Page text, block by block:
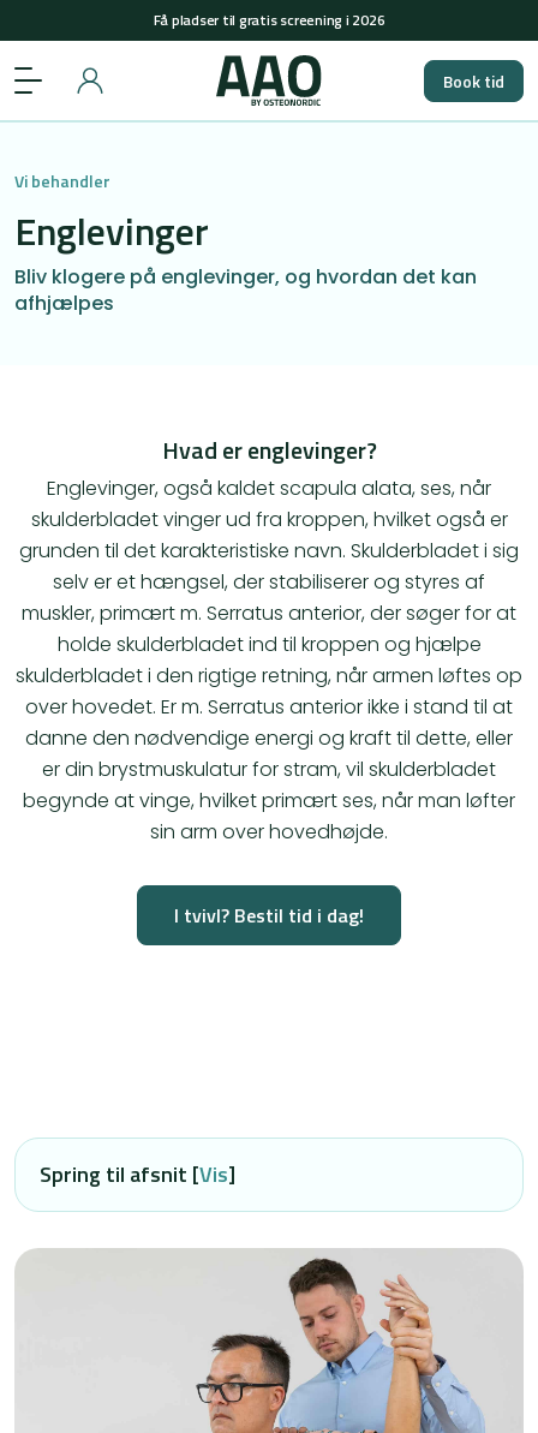
Få pladser til gratis screening i 2026
+45 29848558(man-tors: 08-15 & fre: 08-12)
Få pladser til gratis screening i 2026
Book tid
Vi behandler
Englevinger
Bliv klogere på englevinger, og hvordan det kan
afhjælpes
​Hvad er englevinger?
Englevinger, også kaldet scapula alata, ses, når
skulderbladet vinger ud fra kroppen, hvilket også er
grunden til det karakteristiske navn. Skulderbladet i sig
selv er et hængsel, der stabiliserer og styres af
muskler, primært m. Serratus anterior, der søger for at
holde skulderbladet ind til kroppen og hjælpe
skulderbladet i den rigtige retning, når armen løftes op
over hovedet. Er m. Serratus anterior ikke i stand til at
danne den nødvendige energi og kraft til dette, eller
er din brystmuskulatur for stram, vil skulderbladet
begynde at vinge, hvilket primært ses, når man løfter
sin arm over hovedhøjde.
I tvivl? Bestil tid i dag!
Spring til afsnit [Vis]